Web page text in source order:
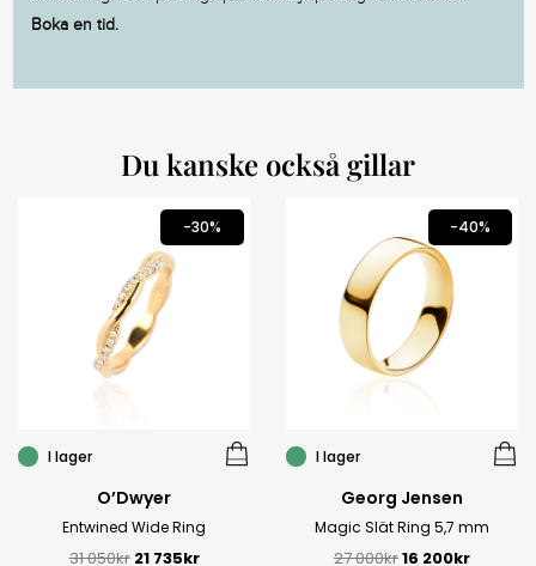
Boka en tid.
Du kanske också gillar
-30%
I lager
O’Dwyer
Entwined Wide Ring
31 050kr 21 735kr
-40%
I lager
Georg Jensen
Magic Slät Ring 5,7 mm
27 000kr16 200kr